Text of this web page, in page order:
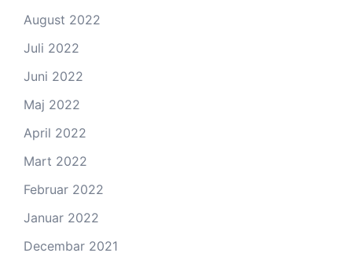
August 2022
Juli 2022
Juni 2022
Maj 2022
April 2022
Mart 2022
Februar 2022
Januar 2022
Decembar 2021